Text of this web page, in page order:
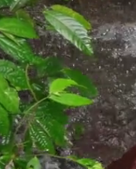
Bilder
Ereignisse